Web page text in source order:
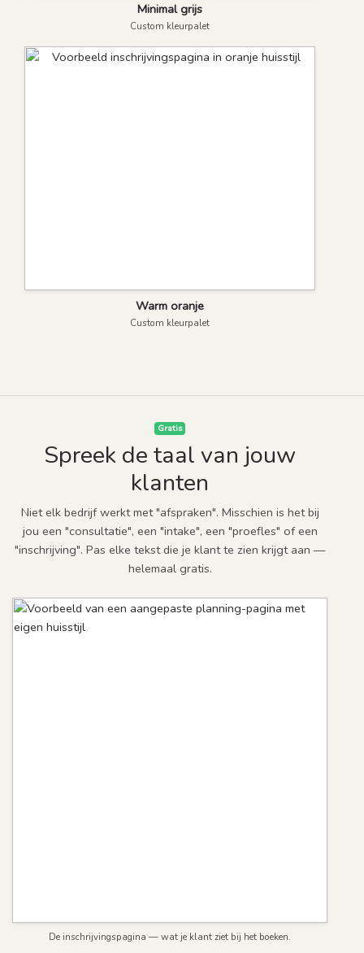
Minimal grijs
Custom kleurpalet
Warm oranje
Custom kleurpalet
Gratis
Spreek de taal van jouw
klanten
Niet elk bedrijf werkt met "afspraken". Misschien is het bij
jou een "consultatie", een "intake", een "proefles" of een
"inschrijving". Pas elke tekst die je klant te zien krijgt aan —
helemaal gratis.
De inschrijvingspagina — wat je klant ziet bij het boeken.